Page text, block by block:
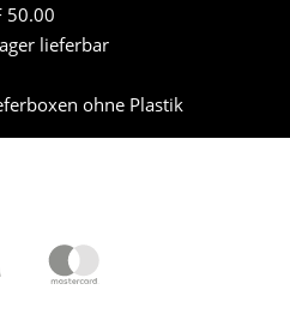
50.00
lieferbar
ohne Plastik